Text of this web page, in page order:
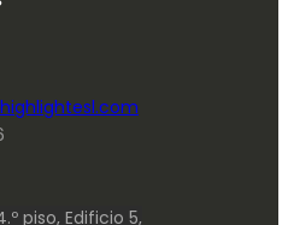
piso, Edificio 5,